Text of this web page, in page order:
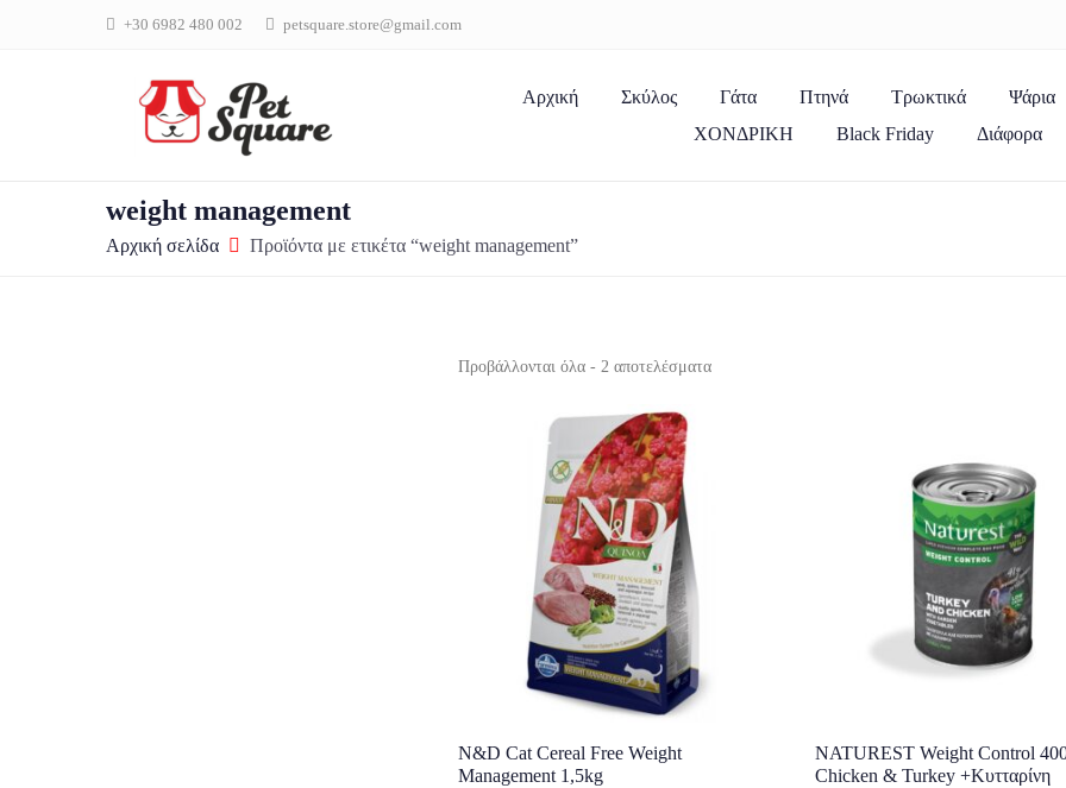
+30 6982 480 002 petsquare.store@gmail.com
Αρχική Σκύλος Γάτα Πτηνά Τρωκτικά
Ψάρια
ΧΟΝΔΡΙΚΗ
Black Friday Διάφορα
weight management
Αρχική σελίδα Προϊόντα με ετικέτα “weight management”
Προβάλλονται όλα - 2 αποτελέσματα
N&D Cat Cereal Free Weight
Management 1,5kg
NATUREST Weight Control
Chicken & Turkey +Κυτταρίνη